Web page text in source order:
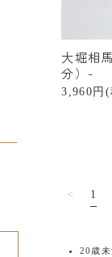
大堀相
分）-
3,960円(
< 1
20歳